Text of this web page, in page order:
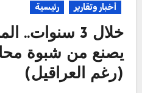
أخبار وتقارير رئيسية
خلال 3
يصنع من شبوة
(رغم العراقيل)